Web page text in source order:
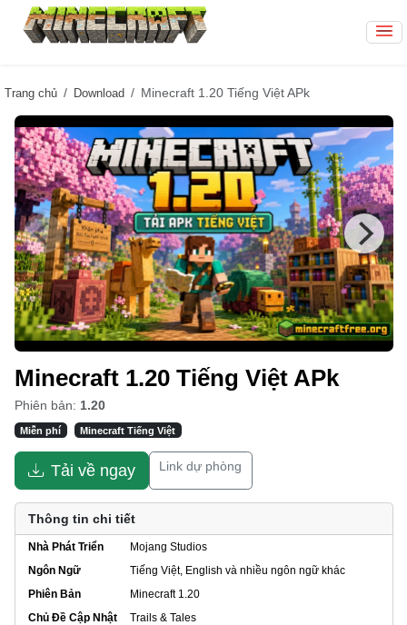
Trang chủ Download Minecraft 1.20 Tiếng Việt APk
Minecraft 1.20 Tiếng Việt APk
Phiên bản: 1.20
Miễn phí Minecraft Tiếng Việt
Tải về ngay Link dự phòng
Thông tin chi tiết
Nhà Phát Triển
Mojang Studios
Ngôn Ngữ
Tiếng Việt, English và nhiều ngôn ngữ khác
Phiên Bản
Minecraft 1.20
Chủ Đề Cập Nhật
Trails & Tales